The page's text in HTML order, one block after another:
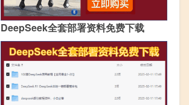
DeepSeek全套部署资料免费下载